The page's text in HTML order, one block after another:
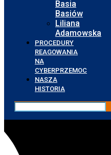
Basia
Basiów
Liliana
Adamowska
PROCEDURY
REAGOWANIA
NA
CYBERPRZEMOC
NASZA
HISTORIA